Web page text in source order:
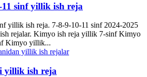
sinf yillik ish reja
yillik ish reja. 7-8-9-10-11 sinf 2024-2025
rejalar. Kimyo ish reja yillik 7-sinf Kimyo
Kimyo yillik...
yillik ish reja